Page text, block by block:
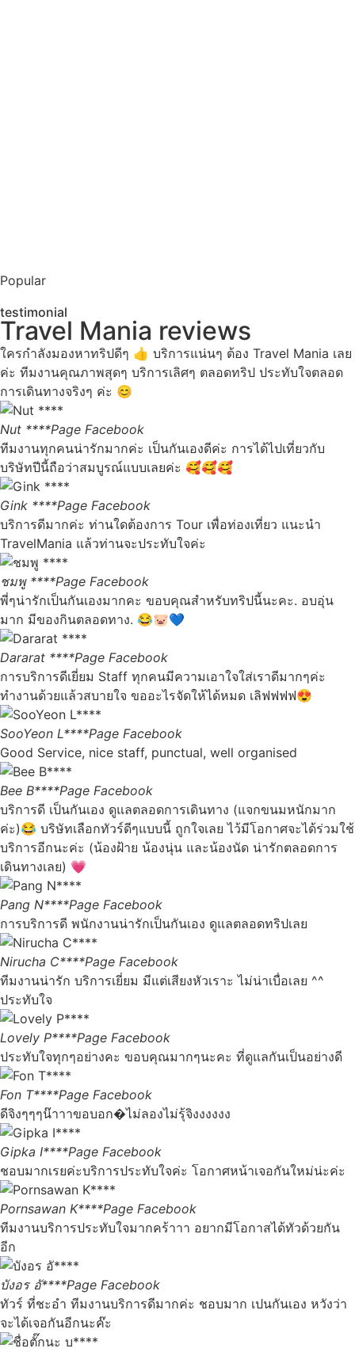
Popular
testimonial
Travel Mania reviews
ใครกำลังมองหาทริปดีๆ 👍 บริการแน่นๆ ต้อง Travel Mania เลย
ค่ะ ทีมงานคุณภาพสุดๆ บริการเลิศๆ ตลอดทริป ประทับใจตลอด
การเดินทางจริงๆ ค่ะ 😊
Nut ****Page Facebook
ทีมงานทุกคนน่ารักมากค่ะ เป็นกันเองดีค่ะ การได้ไปเที่ยวกับ
บริษัทปีนี้ถือว่าสมบูรณ์แบบเลยค่ะ 🥰🥰🥰
Gink ****Page Facebook
บริการดีมากค่ะ ท่านใดต้องการ Tour เพื่อท่องเที่ยว แนะนำ
TravelMania แล้วท่านจะประทับใจค่ะ
ชมพู ****Page Facebook
พี่ๆน่ารักเป็นกันเองมากคะ ขอบคุณสำหรับทริปนี้นะคะ. อบอุ่น
มาก มีของกินตลอดทาง. 😂🐷💙
Dararat ****Page Facebook
การบริการดีเยี่ยม Staff ทุกคนมีความเอาใจใส่เราดีมากๆค่ะ
ทำงานด้วยแล้วสบายใจ ขออะไรจัดให้ได้หมด เลิฟฟฟฟ😍
SooYeon L****Page Facebook
Good Service, nice staff, punctual, well organised
Bee B****Page Facebook
บริการดี เป็นกันเอง ดูแลตลอดการเดินทาง (แจกขนมหนักมาก
ค่ะ)😂 บริษัทเลือกทัวร์ดีๆแบบนี้ ถูกใจเลย ไว้มีโอกาศจะได้ร่วมใช้
บริการอีกนะค่ะ (น้องฝ้าย น้องนุ่น และน้องนัด น่ารักตลอดการ
เดินทางเลย) 💗
Pang N****Page Facebook
การบริการดี พนักงานน่ารักเป็นกันเอง ดูแลตลอดทริปเลย
Nirucha C****Page Facebook
ทีมงานน่ารัก บริการเยี่ยม มีแต่เสียงหัวเราะ ไม่น่าเบื่อเลย ^^
ประทับใจ
Lovely P****Page Facebook
ประทับใจทุกๆอย่างคะ ขอบคุณมากๆนะคะ ที่ดูแลกันเป็นอย่างดี
Fon T****Page Facebook
ดีจิงๆๆๆน๊าาาขอบอก�ไม่ลองไม่รุ้จิงงงงงง
Gipka I****Page Facebook
ชอบมากเรยค่ะบริการประทับใจค่ะ โอกาศหน้าเจอกันใหม่น่ะค่ะ
Pornsawan K****Page Facebook
ทีมงานบริการประทับใจมากคร้าาา อยากมีโอกาสได้ทัวด้วยกัน
อีก
บังอร อั****Page Facebook
ทัวร์ ที่ชะอำ ทีมงานบริการดีมากค่ะ ชอบมาก เปนกันเอง หวังว่า
จะได้เจอกันอีกนะค๊ะ